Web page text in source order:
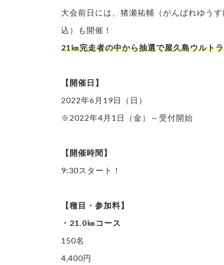
大会前日には、猪瀬祐輔（がんばれゆう
込）も開催！
21㎞完走者の中から抽選で屋久島ウルト
【開催日】
2022年6月19日（日）
※2022年4月1日（金）～受付開始
【開催時間】
9:30スタート！
【種目・参加料】
・21.0㎞コース
150名
4,400円